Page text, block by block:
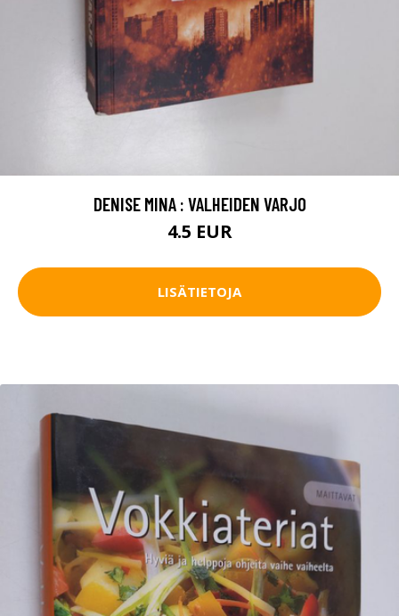
DENISE MINA : VALHEIDEN VARJO
4.5 EUR
LISÄTIETOJA